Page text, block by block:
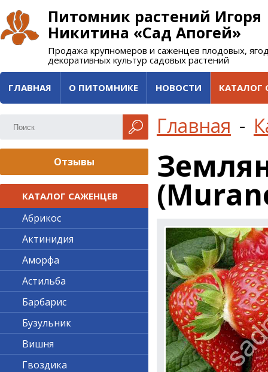
Питомник растений Игоря
Никитина «Сад Апогей»
Продажа крупномеров и саженцев плодовых,
декоративных культур садовых растений
ГЛАВНАЯ О ПИТОМНИКЕ НОВОСТИ КАТАЛОГ
Главная -
Отзывы
КАТАЛОГ САЖЕНЦЕВ
Абрикос
Актинидия
Аморфа
Астильба
Барбарис
Бузульник
Вишня
Гвоздика